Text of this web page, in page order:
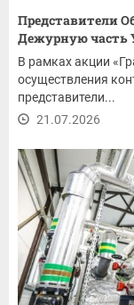
Представители
Дежурную часть
В рамках акции
осуществления
представители...
21.07.2026